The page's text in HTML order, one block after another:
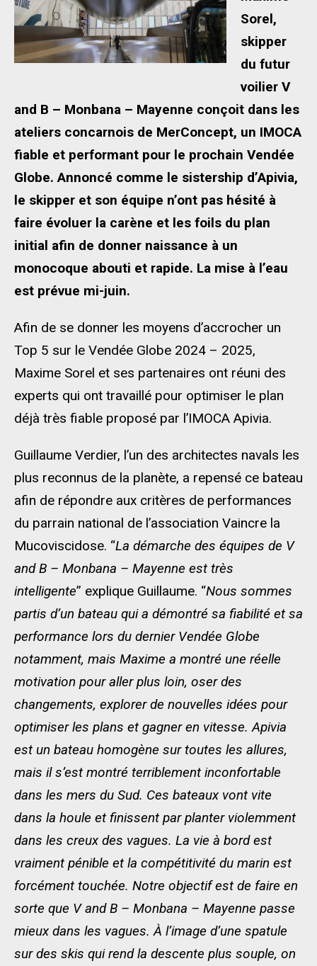
Sorel,
skipper
du futur
voilier V
and B – Monbana – Mayenne conçoit dans les
ateliers concarnois de MerConcept, un IMOCA
fiable et performant pour le prochain Vendée
Globe. Annoncé comme le sistership d’Apivia,
le skipper et son équipe n’ont pas hésité à
faire évoluer la carène et les foils du plan
initial afin de donner naissance à un
monocoque abouti et rapide. La mise à l’eau
est prévue mi-juin.
Afin de se donner les moyens d’accrocher un
Top 5 sur le Vendée Globe 2024 – 2025,
Maxime Sorel et ses partenaires ont réuni des
experts qui ont travaillé pour optimiser le plan
déjà très fiable proposé par l’IMOCA Apivia.
Guillaume Verdier, l’un des architectes navals les
plus reconnus de la planète, a repensé ce bateau
afin de répondre aux critères de performances
du parrain national de l’association Vaincre la
Mucoviscidose. “La démarche des équipes de V
and B – Monbana – Mayenne est très
intelligente” explique Guillaume. “Nous sommes
partis d’un bateau qui a démontré sa fiabilité et sa
performance lors du dernier Vendée Globe
notamment, mais Maxime a montré une réelle
motivation pour aller plus loin, oser des
changements, explorer de nouvelles idées pour
optimiser les plans et gagner en vitesse. Apivia
est un bateau homogène sur toutes les allures,
mais il s’est montré terriblement inconfortable
dans les mers du Sud. Ces bateaux vont vite
dans la houle et finissent par planter violemment
dans les creux des vagues. La vie à bord est
vraiment pénible et la compétitivité du marin est
forcément touchée. Notre objectif est de faire en
sorte que V and B – Monbana – Mayenne passe
mieux dans les vagues. À l’image d’une spatule
sur des skis qui rend la descente plus souple, on